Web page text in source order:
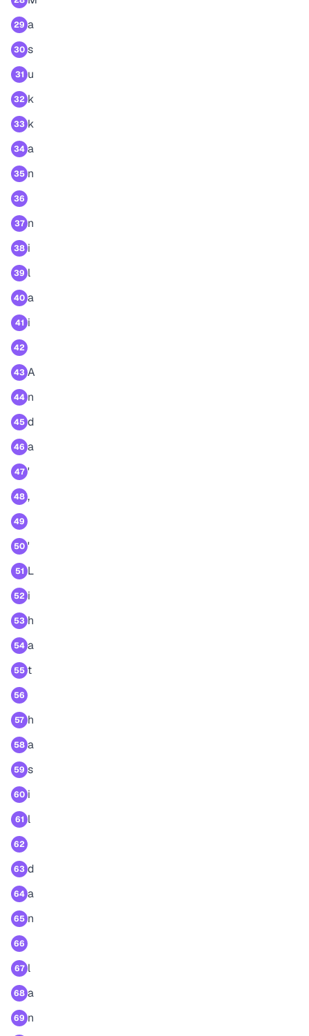
29 a
30 s
31 u
32 k
33 k
34 a
35 n
36
37 n
38 i
39 l
40 a
41 i
42
43 A
44 n
45 d
46 a
47 '
48 ,
49
50 '
51 L
52 i
53 h
54 a
55 t
56
57 h
58 a
59 s
60 i
61 l
62
63 d
64 a
65 n
66
67 l
68 a
69 n